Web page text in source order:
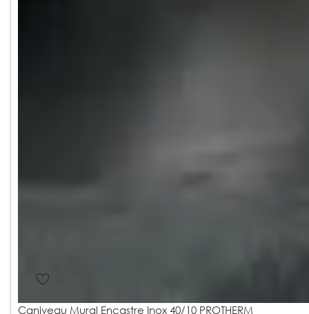
Caniveau Mural Encastre Inox 40/10 PROTHERM